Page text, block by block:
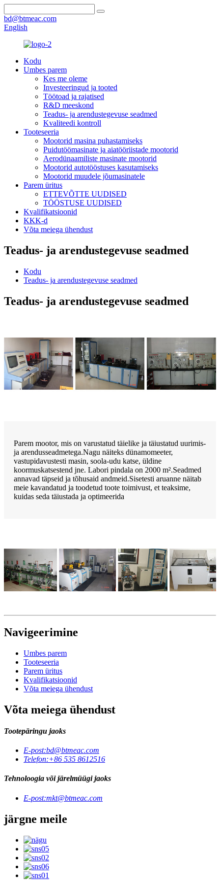
bd@btmeac.com
English
Kodu
Umbes parem
Kes me oleme
Investeeringud ja tooted
Töötoad ja rajatised
R&D meeskond
Teadus- ja arendustegevuse seadmed
Kvaliteedi kontroll
Tooteseeria
Mootorid masina puhastamiseks
Puidutöömasinate ja aiatööriistade mootorid
Aerodünaamiliste masinate mootorid
Mootorid autotööstuses kasutamiseks
Mootorid muudele jõumasinatele
Parem üritus
ETTEVÕTTE UUDISED
TÖÖSTUSE UUDISED
Kvalifikatsioonid
KKK-d
Võta meiega ühendust
Teadus- ja arendustegevuse seadmed
Kodu
Teadus- ja arendustegevuse seadmed
Teadus- ja arendustegevuse seadmed
Parem mootor, mis on varustatud täielike ja täiustatud uurimis-
ja arendusseadmetega.Nagu näiteks dünamomeeter,
vastupidavustesti masin, soola-udu katse, üldine
koormuskatsestend jne. Labori pindala on 2000 m².Seadmed
annavad täpseid ja tõhusaid andmeid.Sisetesti aruanne näitab
meie kavandatud ja toodetud toote toimivust, et teaksime,
kuidas seda täiustada ja optimeerida
Navigeerimine
Umbes parem
Tooteseeria
Parem üritus
Kvalifikatsioonid
Võta meiega ühendust
Võta meiega ühendust
Tootepäringu jaoks
E-post:bd@btmeac.com
Telefon:+86 535 8612516
Tehnoloogia või järelmüügi jaoks
E-post:mkt@btmeac.com
järgne meile